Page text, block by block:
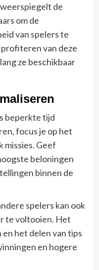
de
om de
van spelers te
van deze
ze beschikbaar
beperkte tijd
focus je op het
missies. Geef
beloningen
binnen de
spelers kan ook
te voltooien. Het
het delen van tips
en hogere